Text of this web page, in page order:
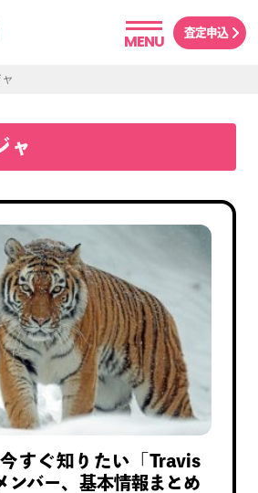
MENU
査定申込
ャ
今すぐ知りたい「Travis
ンバー、基本情報まとめ